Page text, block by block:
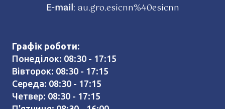
E-mail: au.gro.esicnn%40esicnn
Графік роботи:
Понеділок: 08:30 - 17:15
Вівторок: 08:30 - 17:15
Середа: 08:30 - 17:15
Четвер: 08:30 - 17:15